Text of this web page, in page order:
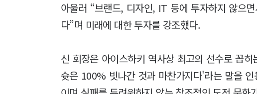
아울러 “브랜드, 디자인, IT 등에 투자하지 않으
다”며 미래에 대한 투자를 강조했다.
신 회장은 아이스하키 역사상 최고의 선수로 꼽
슛은 100% 빗나간 것과 마찬가지다'라는 말을